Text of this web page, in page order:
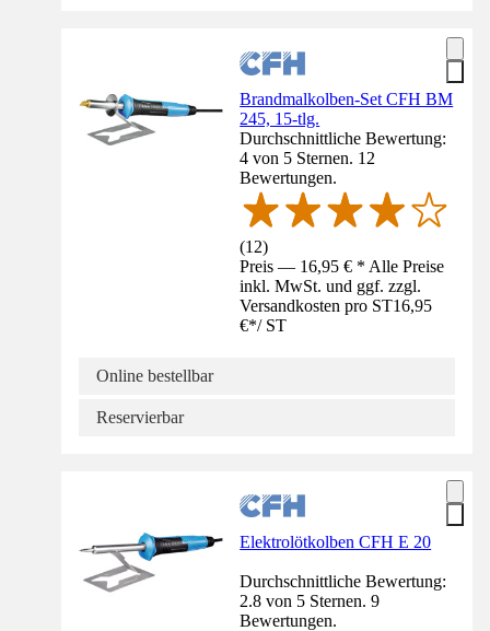
Brandmalkolben-Set CFH BM
245, 15-tlg.
Durchschnittliche Bewertung:
4 von 5 Sternen. 12
Bewertungen.
(12)
Preis — 16,95 € * Alle Preise
inkl. MwSt. und ggf. zzgl.
Versandkosten pro ST16,95
€*/ ST
Online bestellbar
Reservierbar
Elektrolötkolben CFH E 20
Durchschnittliche Bewertung:
2.8 von 5 Sternen. 9
Bewertungen.